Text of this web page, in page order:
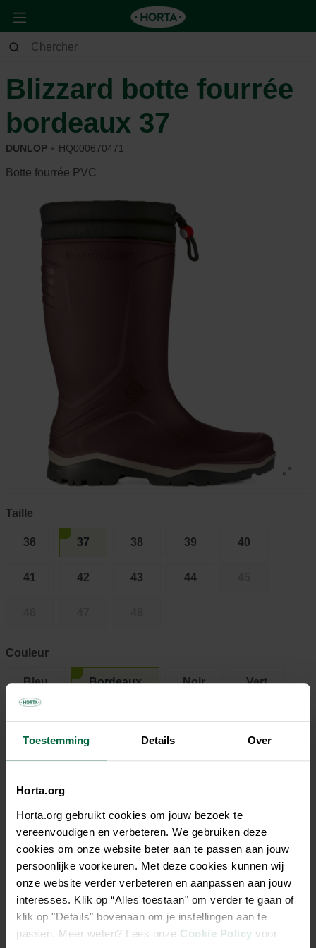
Toestemming Details Over
Horta.org
Horta.org gebruikt cookies om jouw bezoek te
vereenvoudigen en verbeteren. We gebruiken deze
cookies om onze website beter aan te passen aan jouw
persoonlijke voorkeuren. Met deze cookies kunnen wij
onze website verder verbeteren en aanpassen aan jouw
interesses. Klik op “Alles toestaan" om verder te gaan of
klik op "Details" bovenaan om je instellingen aan te
passen. Meer weten? Lees onze Cookie Policy voor
Jardin Autres
Blizzard botte fourrée
bordeaux 37
DUNLOP HQ000670471
Botte fourrée PVC
Taille
36 37 38 39 40
41 42 43 44
Couleur
Bleu Bordeaux Noir Vert
60,80 €
Description
Une véritable botte d'hiver, idéale pour les activités de plein
air où garder les pieds au chaud jusqu'à -15 °C. Elle est
dotée d'une doublure synthétique et d'une semelle crantée